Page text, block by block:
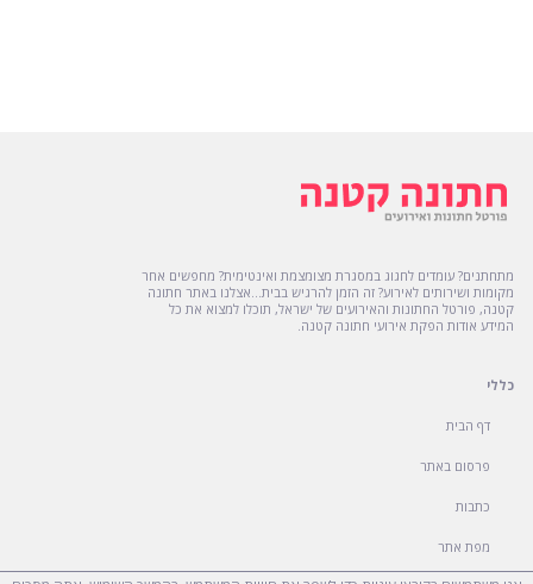
מתחתנים? עומדים לחגוג במסגרת מצומצמת ואינטימית? מחפשים אחר
מקומות ושירותים לאירוע? זה הזמן להרגיש בבית...אצלנו באתר חתונה
קטנה, פורטל החתונות והאירועים של ישראל, תוכלו למצוא את כל
המידע אודות הפקת אירועי חתונה קטנה.
כללי
דף הבית
פרסום באתר
כתבות
מפת אתר